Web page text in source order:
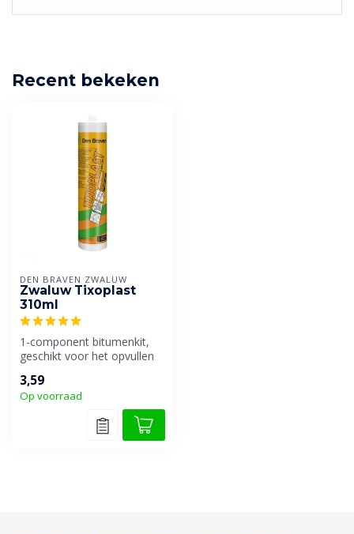
Recent bekeken
DEN BRAVEN ZWALUW
Zwaluw Tixoplast
310ml
1-component bitumenkit,
geschikt voor het opvullen
dak...
3,59
Op voorraad